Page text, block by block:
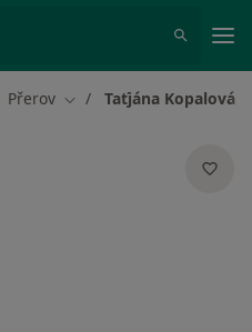
Přerov Změna města
Taťjána Kopalová